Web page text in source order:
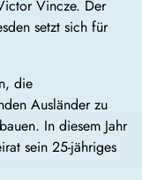
Vincze. Der
setzt sich für
die
Ausländer zu
In diesem Jahr
sein 25-jähriges